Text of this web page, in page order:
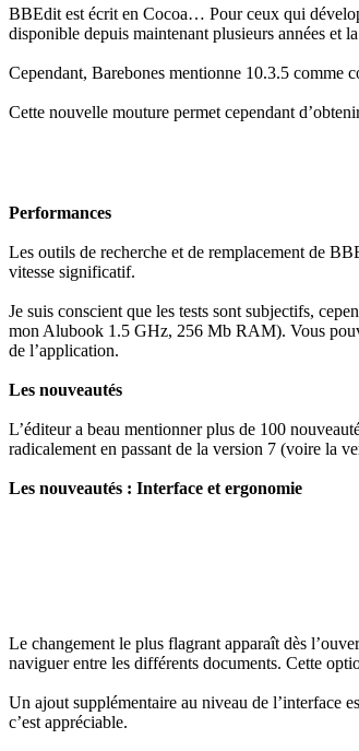
BBEdit est écrit en Cocoa… Pour ceux qui
disponible depuis maintenant plusieurs années et
Cependant, Barebones mentionne 10.3.5 comme
Cette nouvelle mouture permet cependant
Performances
Les outils de recherche et de remplacement de
vitesse significatif.
Je suis conscient que les tests sont subjectifs,
mon Alubook 1.5 GHz, 256 Mb RAM). Vous
de l’application.
Les nouveautés
L’éditeur a beau mentionner plus de 100
radicalement en passant de la version 7 (voire la
Les nouveautés : Interface et ergonomie
Le changement le plus flagrant apparaît dès
naviguer entre les différents documents. Cette
Un ajout supplémentaire au niveau de l’interface
c’est appréciable.